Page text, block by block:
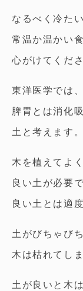
なるべく冷た
常温か温かい
心がけてくださ
東洋医学では、
脾胃とは消化
土と考えます。
木を植えてよ
良い土が必要で
良い土とは適
土がびちゃび
木は枯れてし
土が良いと木